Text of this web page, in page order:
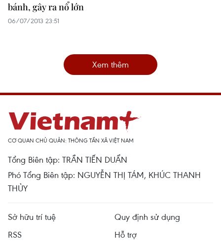
bánh, gây ra nổ lớn
06/07/2013 23:51
Xem thêm
CƠ QUAN CHỦ QUẢN: THÔNG TẤN XÃ VIỆT NAM
Tổng Biên tập: TRẦN TIẾN DUẨN
Phó Tổng Biên tập: NGUYỄN THỊ TÁM, KHÚC THANH
THỦY
Sở hữu trí tuệ
Quy định sử dụng
RSS
Hỗ trợ